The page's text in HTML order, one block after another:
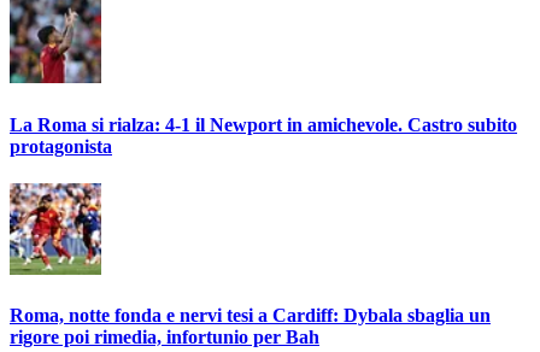
La Roma si rialza: 4-1 il Newport in amichevole. Castro subito
protagonista
Roma, notte fonda e nervi tesi a Cardiff: Dybala sbaglia un
rigore poi rimedia, infortunio per Bah